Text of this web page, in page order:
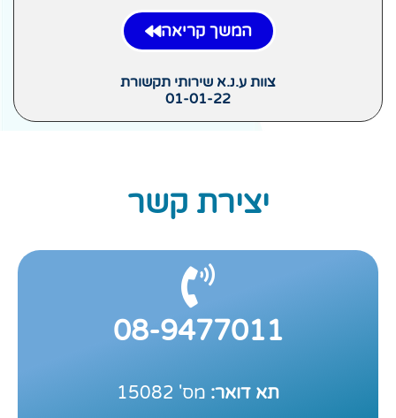
המשך קריאה
צוות ע.נ.א שירותי תקשורת
01-01-22
יצירת קשר
08-9477011
תא דואר: מס' 15082